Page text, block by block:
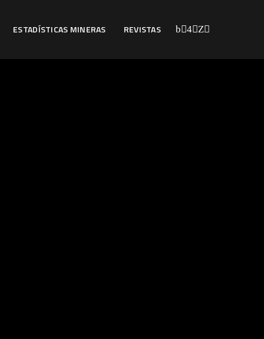
ESTADÍSTICAS MINERAS REVISTAS